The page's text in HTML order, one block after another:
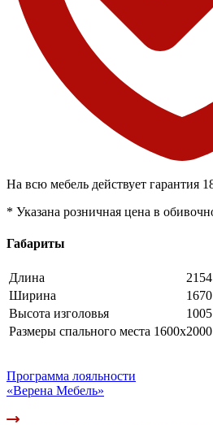
На всю мебель действует гарантия
* Указана розничная цена в
Габариты
Длина
Ширина
Высота изголовья
Размеры спального места
Программа лояльности
«Верена Мебель»